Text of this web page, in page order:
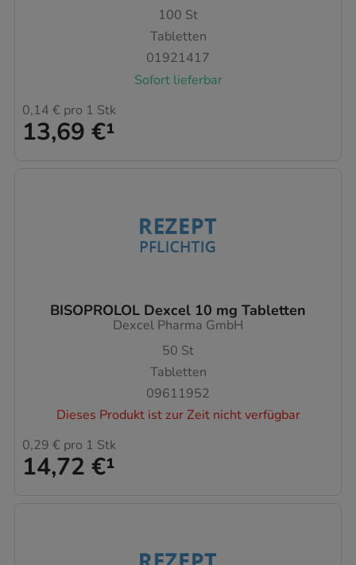
100 St
Tabletten
01921417
Sofort lieferbar
13,69 €¹
0,14 € pro 1 Stk
BISOPROLOL Dexcel 10 mg Tabletten
Dexcel Pharma GmbH
50 St
Tabletten
09611952
Dieses Produkt ist zur Zeit nicht verfügbar
14,72 €¹
0,29 € pro 1 Stk